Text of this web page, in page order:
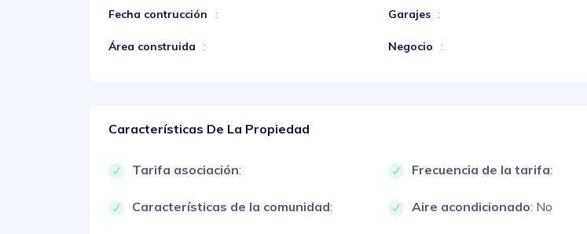
Fecha contrucción : Garajes :
Área construida : Negocio :
Características De La Propiedad
Tarifa asociación: Frecuencia de la tarifa:
Características de la comunidad: Aire acondicionado: No